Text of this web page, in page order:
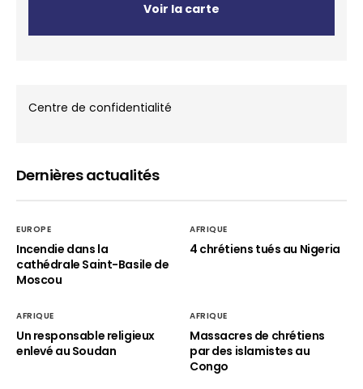
Voir la carte
Centre de confidentialité
Dernières actualités
EUROPE
Incendie dans la
cathédrale Saint-Basile de
Moscou
AFRIQUE
4 chrétiens tués au Nigeria
AFRIQUE
Un responsable religieux
enlevé au Soudan
AFRIQUE
Massacres de chrétiens
par des islamistes au
Congo